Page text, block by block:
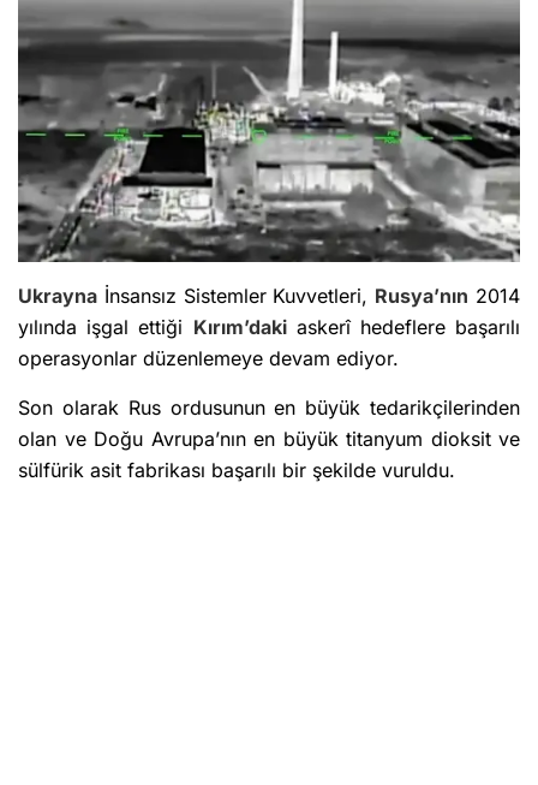
Ukrayna İnsansız Sistemler Kuvvetleri, Rusya’nın 2014
yılında işgal ettiği Kırım’dakiaskerî hedeflere başarılı
operasyonlar düzenlemeye devam ediyor.
Son olarak Rus ordusunun en büyük tedarikçilerinden
olan ve Doğu Avrupa’nın en büyük titanyum dioksit ve
sülfürik asit fabrikası başarılı bir şekilde vuruldu.